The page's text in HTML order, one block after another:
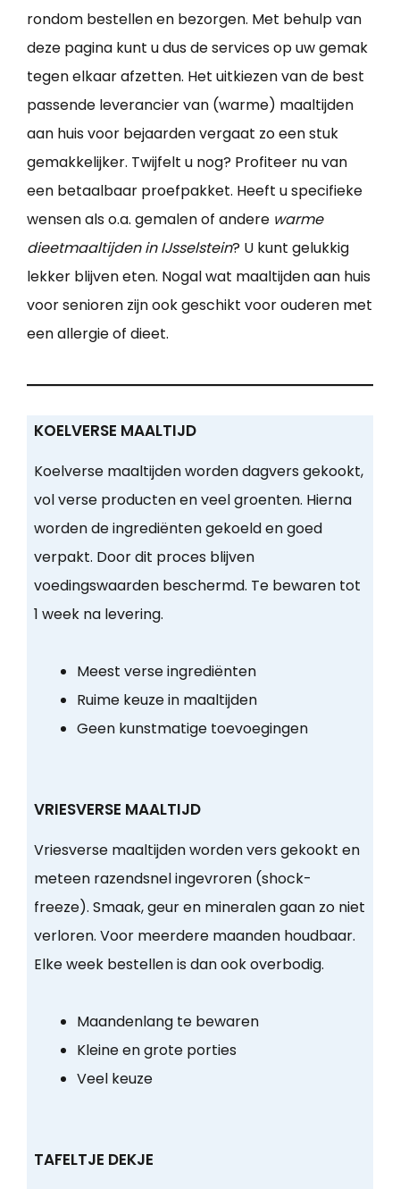
rondom bestellen en bezorgen. Met behulp van
deze pagina kunt u dus de services op uw gemak
tegen elkaar afzetten. Het uitkiezen van de best
passende leverancier van (warme) maaltijden
aan huis voor bejaarden vergaat zo een stuk
gemakkelijker. Twijfelt u nog? Profiteer nu van
een betaalbaar proefpakket. Heeft u specifieke
wensen als o.a. gemalen of andere warme
dieetmaaltijden in IJsselstein? U kunt gelukkig
lekker blijven eten. Nogal wat maaltijden aan huis
voor senioren zijn ook geschikt voor ouderen met
een allergie of dieet.
KOELVERSE MAALTIJD
Koelverse maaltijden worden dagvers gekookt,
vol verse producten en veel groenten. Hierna
worden de ingrediënten gekoeld en goed
verpakt. Door dit proces blijven
voedingswaarden beschermd. Te bewaren tot
1 week na levering.
Meest verse ingrediënten
Ruime keuze in maaltijden
Geen kunstmatige toevoegingen
VRIESVERSE MAALTIJD
Vriesverse maaltijden worden vers gekookt en
meteen razendsnel ingevroren (shock-
freeze). Smaak, geur en mineralen gaan zo niet
verloren. Voor meerdere maanden houdbaar.
Elke week bestellen is dan ook overbodig.
Maandenlang te bewaren
Kleine en grote porties
Veel keuze
TAFELTJE DEKJE